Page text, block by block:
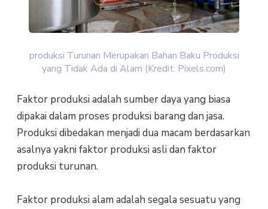
produksi Turunan Merupakan Bahan Baku Produksi
yang Tidak Ada di Alam (Kredit: Pixels.com)
Faktor produksi adalah sumber daya yang biasa
dipakai dalam proses produksi barang dan jasa.
Produksi dibedakan menjadi dua macam berdasarkan
asalnya yakni faktor produksi asli dan faktor
produksi turunan.
Faktor produksi alam adalah segala sesuatu yang